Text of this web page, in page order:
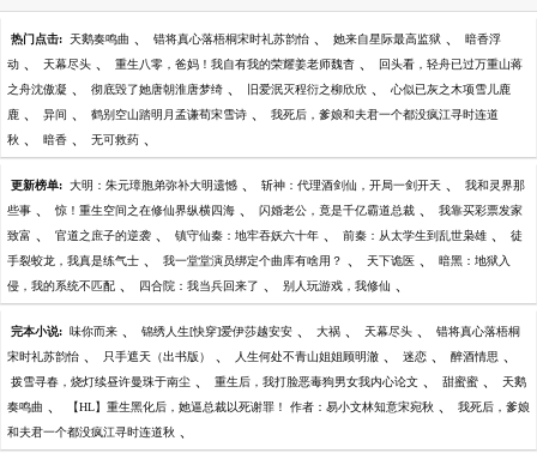
热门点击: 天鹅奏鸣曲 、 错将真心落梧桐宋时礼苏韵怡 、 她来自星际最高监狱 、 暗香浮
动 、 天幕尽头 、 重生八零，爸妈！我自有我的荣耀姜老师魏杳 、 回头看，轻舟已过万重山蒋
之舟沈傲凝 、 彻底毁了她唐朝淮唐梦绮 、 旧爱泯灭程衍之柳欣欣 、 心似已灰之木项雪儿鹿
鹿 、 异间 、 鹤别空山踏明月孟谦荀宋雪诗 、 我死后，爹娘和夫君一个都没疯江寻时连道
秋 、 暗香 、 无可救药 、
更新榜单: 大明：朱元璋胞弟弥补大明遗憾 、 斩神：代理酒剑仙，开局一剑开天 、 我和灵界那
些事 、 惊！重生空间之在修仙界纵横四海 、 闪婚老公，竟是千亿霸道总裁 、 我靠买彩票发家
致富 、 官道之庶子的逆袭 、 镇守仙秦：地牢吞妖六十年 、 前秦：从太学生到乱世枭雄 、 徒
手裂蛟龙，我真是练气士 、 我一堂堂演员绑定个曲库有啥用？ 、 天下诡医 、 暗黑：地狱入
侵，我的系统不匹配 、 四合院：我当兵回来了 、 别人玩游戏，我修仙 、
完本小说: 味你而来 、 锦绣人生[快穿]爱伊莎越安安 、 大祸 、 天幕尽头 、 错将真心落梧桐
宋时礼苏韵怡 、 只手遮天（出书版） 、 人生何处不青山姐姐顾明澈 、 迷恋 、 醉酒情思 、
拨雪寻春，烧灯续昼许曼珠于南尘 、 重生后，我打脸恶毒狗男女我内心论文 、 甜蜜蜜 、 天鹅
奏鸣曲 、 【HL】重生黑化后，她逼总裁以死谢罪！ 作者：易小文林知意宋宛秋 、 我死后，爹娘
和夫君一个都没疯江寻时连道秋 、